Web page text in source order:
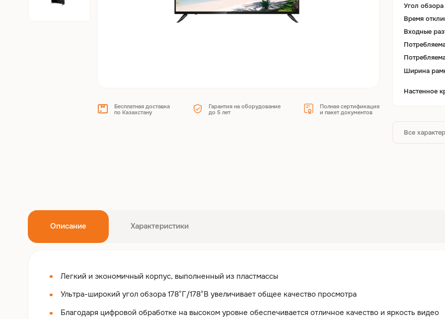
Бесплатная доставка
по Казахстану
Гарантия на оборудование
до 5 лет
Полная сертификация
и пакет документов
Угол
Время
Входные
Ширина
Настенное
Все
Описание Характеристики
Легкий и экономичный корпус, выполненный из пластмассы
Ультра-широкий угол обзора 178°Г/178°В увеличивает общее качество просмотра
Благодаря цифровой обработке на высоком уровне обеспечивается отличное качество и яркость видео